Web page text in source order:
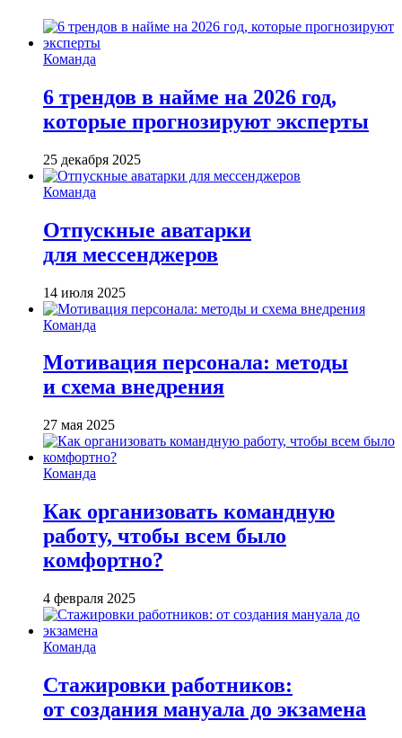
Команда
6 трендов в найме на 2026 год,
которые прогнозируют эксперты
25 декабря 2025
Команда
Отпускные аватарки
для мессенджеров
14 июля 2025
Команда
Мотивация персонала: методы
и схема внедрения
27 мая 2025
Команда
Как организовать командную
работу, чтобы всем было
комфортно?
4 февраля 2025
Команда
Стажировки работников:
от создания мануала до экзамена